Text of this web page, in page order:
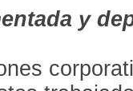
y